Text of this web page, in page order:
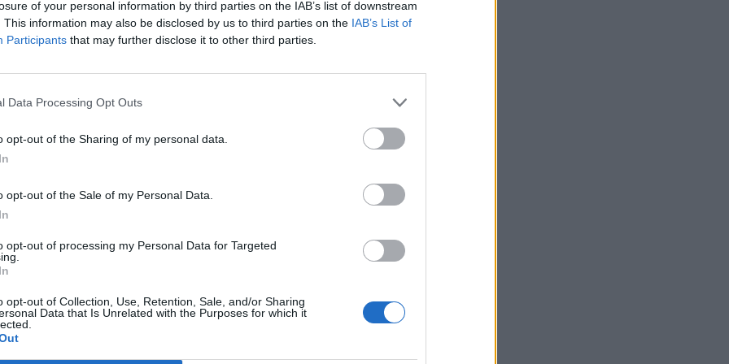
of your personal information by third parties on the IAB’s list of downstream
This information may also be disclosed by us to third parties on the IAB’s List of
Participants that may further disclose it to other third parties.
Data Processing Opt Outs
opt-out of the Sharing of my personal data.
opt-out of the Sale of my Personal Data.
opt-out of processing my Personal Data for Targeted
opt-out of Collection, Use, Retention, Sale, and/or Sharing
Data that Is Unrelated with the Purposes for which it
milliárd forintos.
panelA legmagasabb, 6.8 milliárd forint feletti forgalom az OTP
szerint az AXA 10%-os tulajdonrészt szerez az OTP-ben. Mindezek...
portfolio.hu hírarchívumához tartozik, melynek olvasása előfizetéses
cikkarchívum
elmúlt 2 év napon belüli
Előfizetés